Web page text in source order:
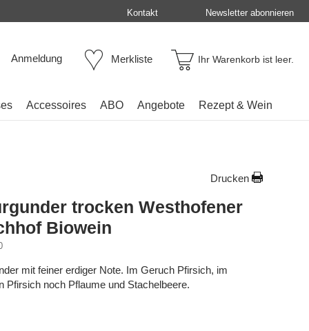
Kontakt Newsletter abonnieren
Anmeldung Merkliste Ihr Warenkorb ist leer.
Accessoires ABO Angebote Rezept & Wein
Drucken
trocken Westhofener
Biowein
mit feiner erdiger Note. Im Geruch Pfirsich, im
Pfirsich noch Pflaume und Stachelbeere.